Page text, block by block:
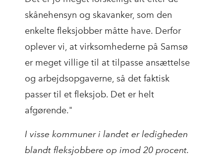
skånehensyn og skavanker, som den
enkelte fleksjobber måtte have. Derfor
oplever vi, at virksomhederne på Samsø
er meget villige til at tilpasse ansættelse
og arbejdsopgaverne, så det faktisk
passer til et fleksjob. Det er helt
afgørende."
I visse kommuner i landet er ledigheden
blandt fleksjobbere op imod 20 procent.